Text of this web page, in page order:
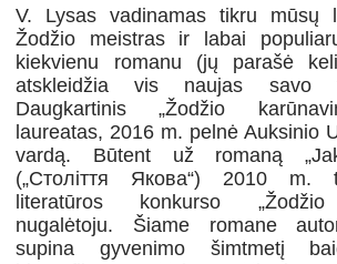
V. Lysas vadinamas tikru mūsų
Žodžio meistras ir labai
kiekvienu romanu (jų parašė
atskleidžia vis naujas savo
Daugkartinis „Žodžio
laureatas, 2016 m. pelnė Auksinio
vardą. Būtent už romaną
(„Століття Якова“) 2010 m.
literatūros konkurso „Žodžio
nugalėtoju. Šiame romane
supina gyvenimo šimtmetį